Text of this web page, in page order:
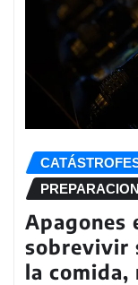
Apagones
sobrevivir
la comida,